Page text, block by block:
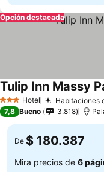
Opción destacada
3 Estrellas
Hotel Habitaciones
Tulip Inn Massy
7,8 Bueno 3.818
De $ 180.387
Mira precios de 6